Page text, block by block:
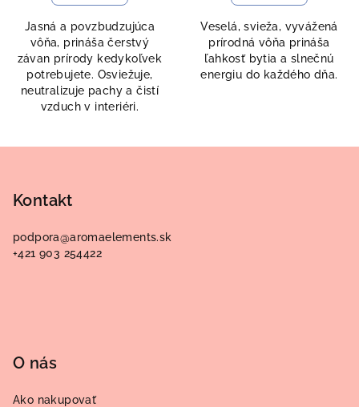
Jasná a povzbudzujúca
vôňa, prináša čerstvý
závan prírody kedykoľvek
potrebujete. Osviežuje,
neutralizuje pachy a čistí
vzduch v interiéri.
Veselá, svieža, vyvážená
prírodná vôňa prináša
ľahkosť bytia a slnečnú
energiu do každého dňa.
Kontakt
podpora@aromaelements.sk
+421 903 254422
O nás
Ako nakupovať